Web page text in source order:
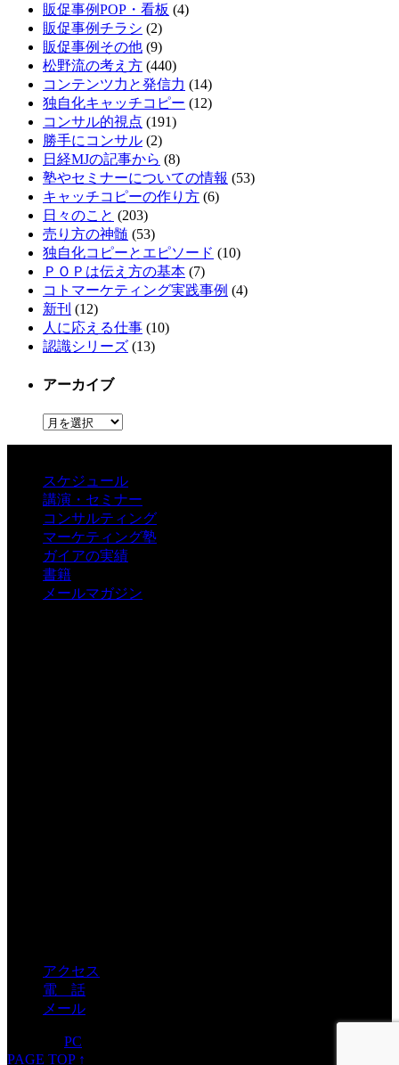
販促事例POP・看板 (4)
販促事例チラシ (2)
販促事例その他 (9)
松野流の考え方 (440)
コンテンツ力と発信力 (14)
独自化キャッチコピー (12)
コンサル的視点 (191)
勝手にコンサル (2)
日経MJの記事から (8)
塾やセミナーについての情報 (53)
キャッチコピーの作り方 (6)
日々のこと (203)
売り方の神髄 (53)
独自化コピーとエピソード (10)
ＰＯＰは伝え方の基本 (7)
コトマーケティング実践事例 (4)
新刊 (12)
人に応える仕事 (10)
認識シリーズ (13)
アーカイブ
ア
イ
ブ
スケジュール
講演・セミナー
コンサルティング
マーケティング塾
ガイアの実績
書籍
メールマガジン
アクセス
電 話
メール
PC
PAGE TOP ↑